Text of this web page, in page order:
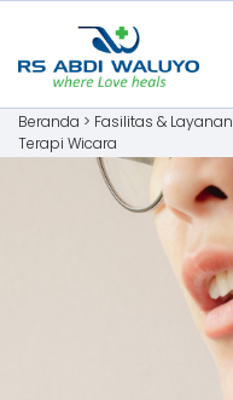
Beranda > Fasilitas & Layanan
Terapi Wicara